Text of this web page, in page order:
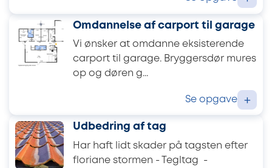
Omdannelse af carport til garage
Vi ønsker at omdanne eksisterende
carport til garage. Bryggersdør mures
op og døren g...
Se opgave +
Udbedring af tag
Har haft lidt skader på tagsten efter
floriane stormen - Tegltag -